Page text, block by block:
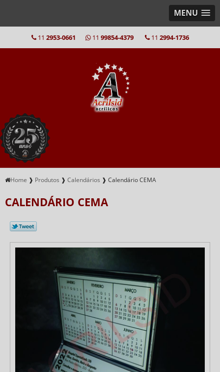
MENU
11 2953-0661 11 99854-4379 11 2994-1736
Home ❱ Produtos ❱ Calendários ❱ Calendário CEMA
CALENDÁRIO CEMA